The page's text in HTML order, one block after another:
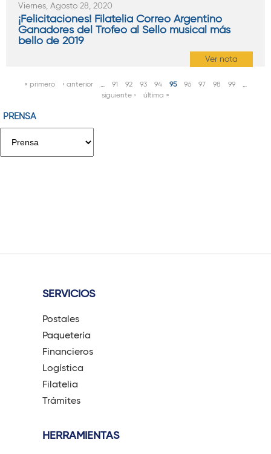
Viernes, Agosto 28, 2020
¡Felicitaciones! Filatelia Correo Argentino
Ganadores del Trofeo al Sello musical más
bello de 2019
Ver nota
g
a
« primero ‹ anterior … 91 92 93 94 95 96 97 98 99
…
siguiente ›
última »
PRENSA
SERVICIOS
Postales
Paquetería
Financieros
Logística
Filatelia
Trámites
HERRAMIENTAS